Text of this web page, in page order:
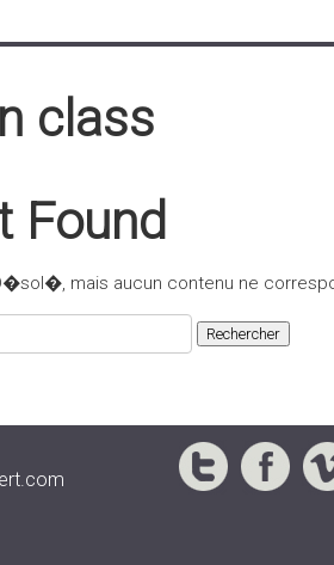
class
Found
mais aucun contenu ne
: